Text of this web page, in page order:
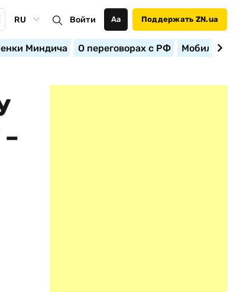
RU Войти Аа Поддержать ZN.ua
Миндича О переговорах с РФ